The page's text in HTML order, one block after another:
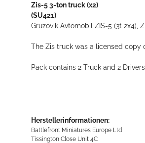
Zis-5 3-ton truck (x2)
(SU421)
Gruzovik Avtomobil ZIS-5 (3t 2x4),
The Zis truck was a licensed copy
Pack contains 2 Truck and 2
Herstellerinformationen:
Battlefront Miniatures Europe Ltd
Tissington Close Unit 4C